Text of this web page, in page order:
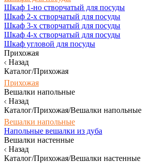
Шкаф 1-но створчатый для посуды
Шкаф 2-х створчатый для посуды
Шкаф 3-х створчатый для посуды
Шкаф 4-х створчатый для посуды
Шкаф угловой для посуды
Прихожая
Назад
Каталог/Прихожая
Прихожая
Вешалки напольные
Назад
Каталог/Прихожая/Вешалки напольные
Вешалки напольные
Напольные вешалки из дуба
Вешалки настенные
Назад
Каталог/Прихожая/Вешалки настенные